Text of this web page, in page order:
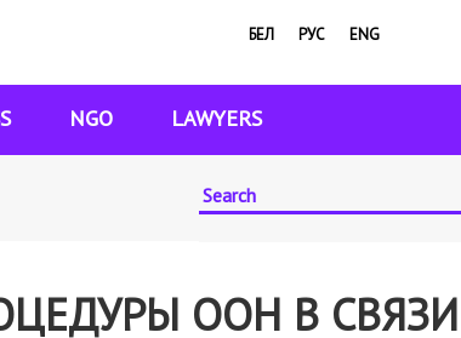
БЕЛ РУС ENG
NGO LAWYERS
ООН В СВЯЗИ